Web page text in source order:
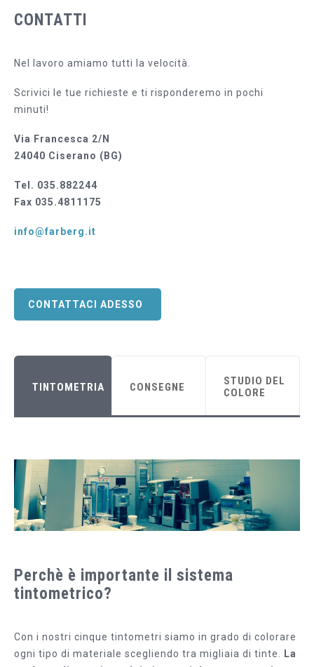
CONTATTI
Nel lavoro amiamo tutti la velocità.
Scrivici le tue richieste e ti risponderemo in pochi
minuti!
Via Francesca 2/N
24040 Ciserano (BG)
Tel. 035.882244
Fax 035.4811175
info@farberg.it
CONTATTACI ADESSO
TINTOMETRIA CONSEGNE
STUDIO DEL
COLORE
Perchè è importante il sistema
tintometrico?
Con i nostri cinque tintometri siamo in grado di colorare
ogni tipo di materiale scegliendo tra migliaia di tinte.
La